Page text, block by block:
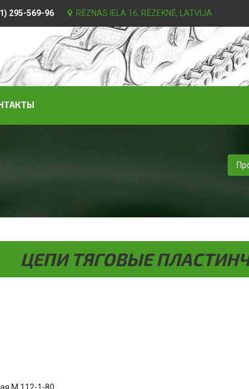
295-569-96 RĒZNAS IELA 16, RĒZEKNĒ, LATVIJA
ЦЕПИ ТЯГОВЫЕ